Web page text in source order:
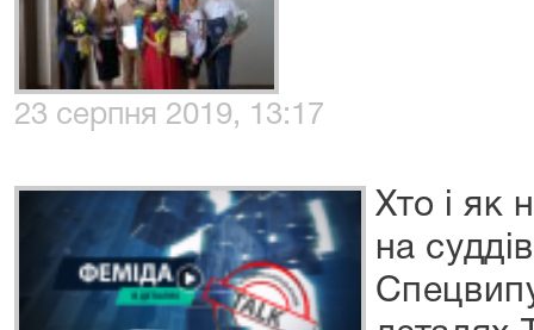
23 серпня 2019, 13:17
Хто і як
на